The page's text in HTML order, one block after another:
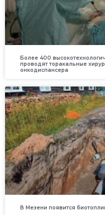
Более 400
проводят торакальные
онкодиспансера
В Мезени появится